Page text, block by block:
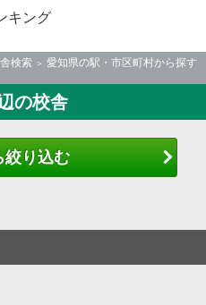
キング
検索
愛知県の駅・市区町村から探す
の校舎
絞り込む